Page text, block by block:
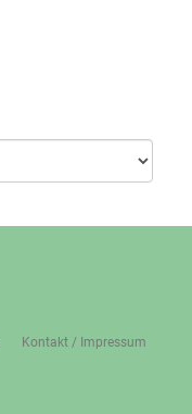
Kontakt / Impressum